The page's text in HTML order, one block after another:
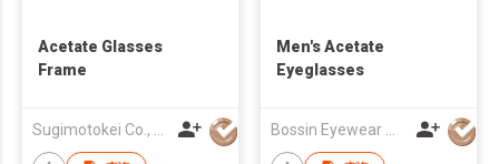
Acetate Glasses
Frame
Sugimotokei Co., Ltd
Men's Acetate
Eyeglasses
Bossin Eyewear Manufacture (HK) Co., Limited